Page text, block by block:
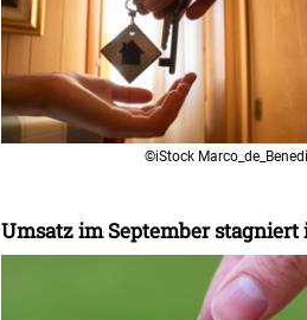
©iStock
Umsatz im September stagniert